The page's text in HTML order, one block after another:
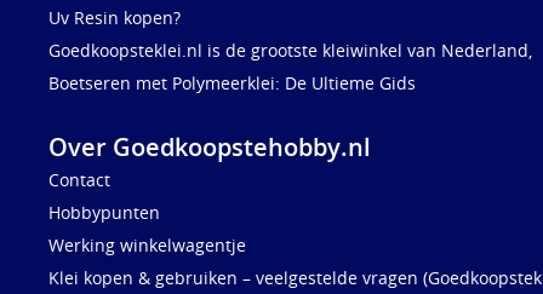
Uv Resin kopen?
Goedkoopsteklei.nl is de grootste kleiwinkel van Nederland,
Boetseren met Polymeerklei: De Ultieme Gids
Over Goedkoopstehobby.nl
Contact
Hobbypunten
Werking winkelwagentje
Klei kopen & gebruiken – veelgestelde vragen